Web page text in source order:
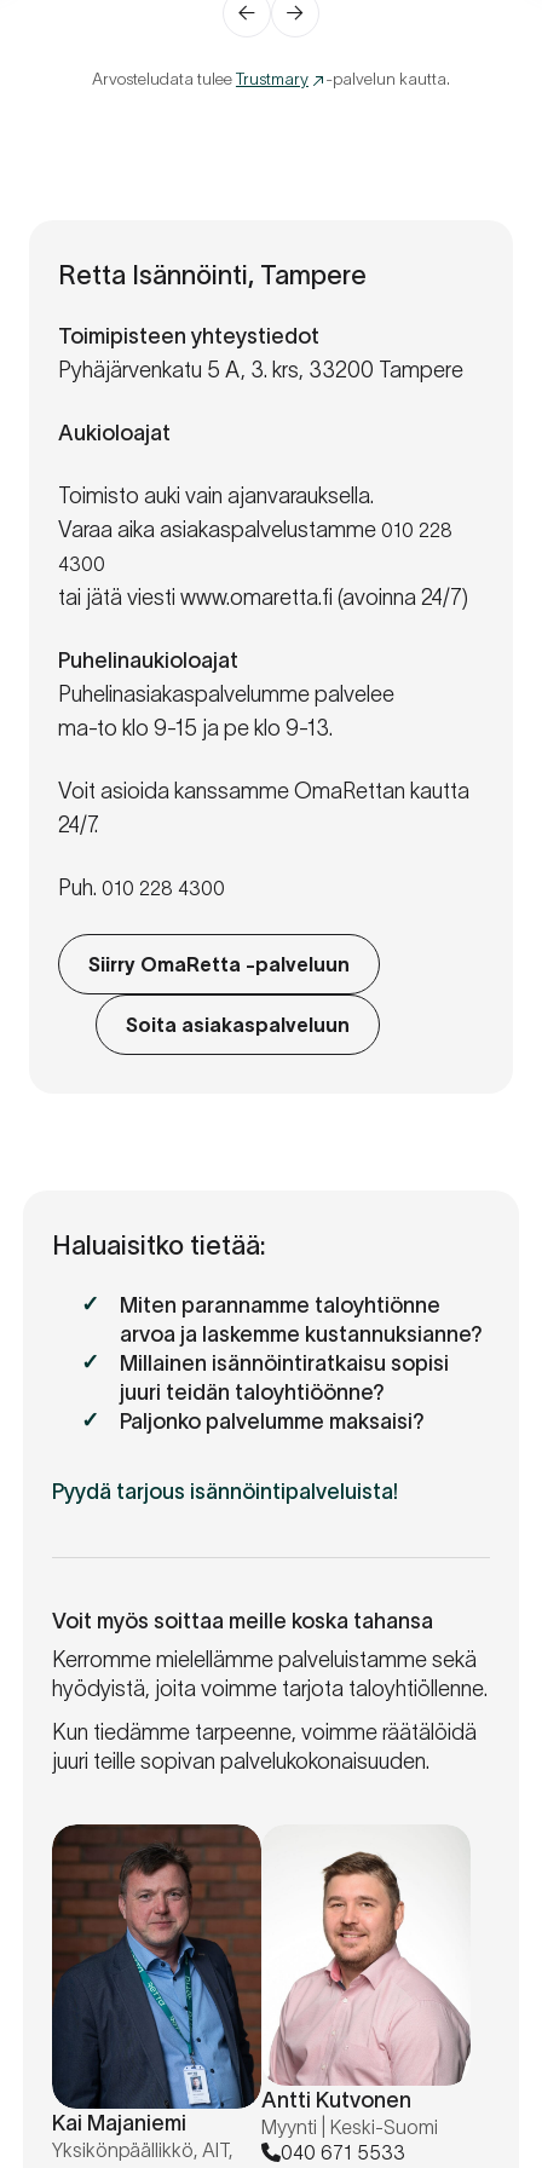
← →
Arvosteludata tulee Trustmary -palvelun kautta.
Retta Isännöinti, Tampere
Toimipisteen yhteystiedot
Pyhäjärvenkatu 5 A, 3. krs, 33200 Tampere
Aukioloajat
Toimisto auki vain ajanvarauksella.
Varaa aika asiakaspalvelustamme 010 228
4300
tai jätä viesti www.omaretta.fi (avoinna 24/7)
Puhelinaukioloajat
Puhelinasiakaspalvelumme palvelee
ma-to klo 9-15 ja pe klo 9-13.
Voit asioida kanssamme OmaRettan kautta
24/7.
Puh. 010 228 4300
Siirry OmaRetta -palveluun
Soita asiakaspalveluun
Haluaisitko tietää:
Miten parannamme taloyhtiönne
arvoa ja laskemme kustannuksianne?
Millainen isännöintiratkaisu sopisi
juuri teidän taloyhtiöönne?
Paljonko palvelumme maksaisi?
Pyydä tarjous isännöintipalveluista!
Voit myös soittaa meille koska tahansa
Kerromme mielellämme palveluistamme sekä
hyödyistä, joita voimme tarjota taloyhtiöllenne.
Kun tiedämme tarpeenne, voimme räätälöidä
juuri teille sopivan palvelukokonaisuuden.
Kai Majaniemi
Yksikönpäällikkö, AIT,
Antti Kutvonen
Myynti | Keski-Suomi
040 671 5533